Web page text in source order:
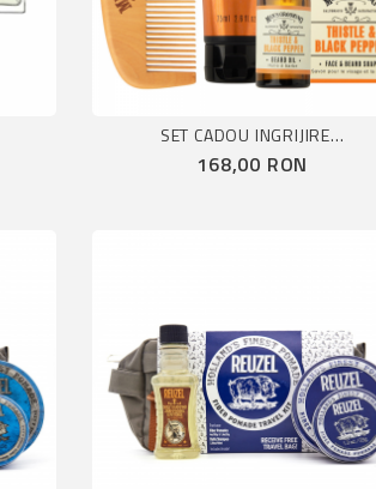
SET CADOU INGRIJIRE...
Pret
168,00 RON